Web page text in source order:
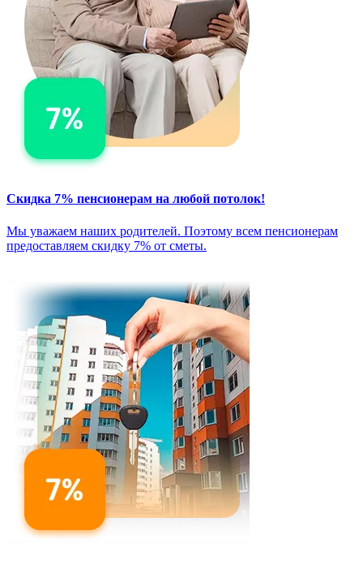
Скидка 7% пенсионерам на любой потолок!
Мы уважаем наших родителей. Поэтому всем пенсионерам
предоставляем скидку 7% от сметы.